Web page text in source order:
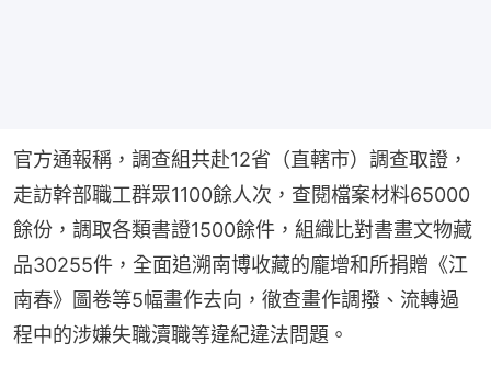
官方通報稱，調查組共赴12省（直轄市）調查取證，
走訪幹部職工群眾1100餘人次，查閱檔案材料65000
餘份，調取各類書證1500餘件，組織比對書畫文物藏
品30255件，全面追溯南博收藏的龐增和所捐贈《江
南春》圖卷等5幅畫作去向，徹查畫作調撥、流轉過
程中的涉嫌失職瀆職等違紀違法問題。